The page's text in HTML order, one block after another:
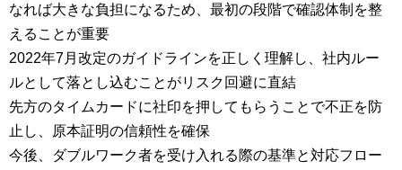
なれば大きな負担になるため、最初の段階で確認体制を整
えることが重要
2022年7月改定のガイドラインを正しく理解し、社内ルー
ルとして落とし込むことがリスク回避に直結
先方のタイムカードに社印を押してもらうことで不正を防
止し、原本証明の信頼性を確保
今後、ダブルワーク者を受け入れる際の基準と対応フロー